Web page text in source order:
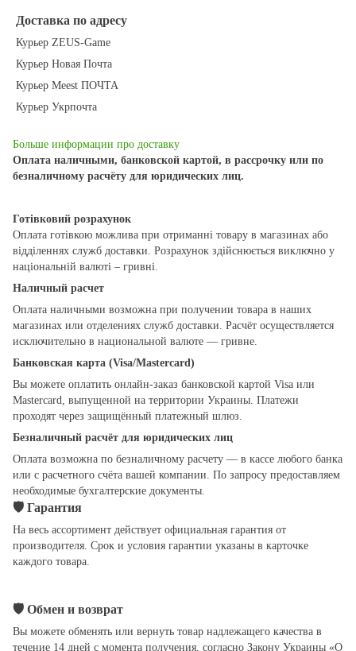
Доставка по адресу
Курьер ZEUS-Game
Курьер Новая Почта
Курьер Meest ПОЧТА
Курьер Укрпочта
Больше информации про доставку
Оплата наличными, банковской картой, в рассрочку или по
безналичному расчёту для юридических лиц.
Готівковий розрахунок
Оплата готівкою можлива при отриманні товару в магазинах або
відділеннях служб доставки. Розрахунок здійснюється виключно у
національній валюті – гривні.
Наличный расчет
Оплата наличными возможна при получении товара в наших
магазинах или отделениях служб доставки. Расчёт осуществляется
исключительно в национальной валюте — гривне.
Банковская карта (Visa/Mastercard)
Вы можете оплатить онлайн-заказ банковской картой Visa или
Mastercard, выпущенной на территории Украины. Платежи
проходят через защищённый платежный шлюз.
Безналичный расчёт для юридических лиц
Оплата возможна по безналичному расчету — в кассе любого банка
или с расчетного счёта вашей компании. По запросу предоставляем
необходимые бухгалтерские документы.
🛡 Гарантия
На весь ассортимент действует официальная гарантия от
производителя. Срок и условия гарантии указаны в карточке
каждого товара.
🛡 Обмен и возврат
Вы можете обменять или вернуть товар надлежащего качества в
течение 14 дней с момента получения, согласно Закону Украины «О